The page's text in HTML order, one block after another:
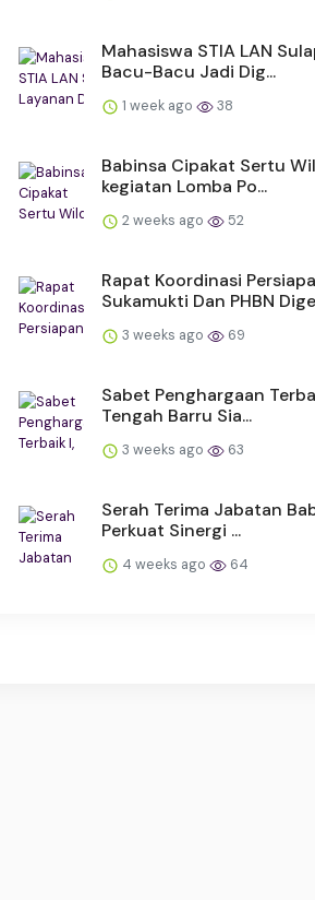
Mahasiswa STIA LAN
Bacu-Bacu Jadi Dig...
1 week ago 38
Babinsa Cipakat Sertu
kegiatan Lomba Po...
2 weeks ago 52
Rapat Koordinasi
Sukamukti Dan PHBN
3 weeks ago 69
Sabet Penghargaan
Tengah Barru Sia...
3 weeks ago 63
Serah Terima Jabatan
Perkuat Sinergi ...
4 weeks ago 64